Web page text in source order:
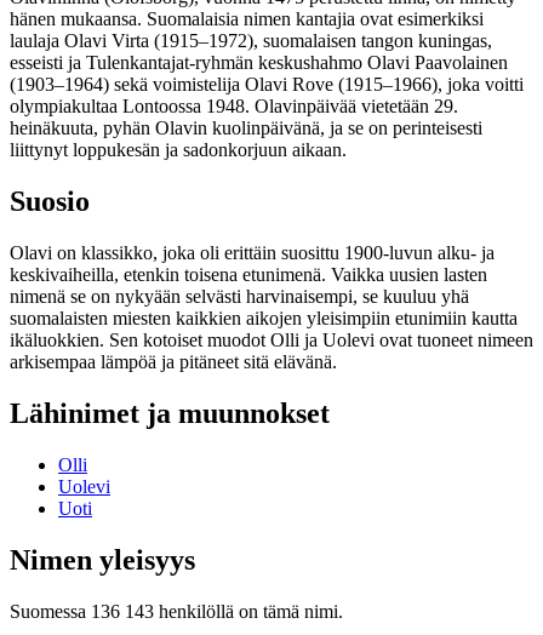
hänen mukaansa. Suomalaisia nimen kantajia ovat esimerkiksi
laulaja Olavi Virta (1915–1972), suomalaisen tangon kuningas,
esseisti ja Tulenkantajat-ryhmän keskushahmo Olavi Paavolainen
(1903–1964) sekä voimistelija Olavi Rove (1915–1966), joka voitti
olympiakultaa Lontoossa 1948. Olavinpäivää vietetään 29.
heinäkuuta, pyhän Olavin kuolinpäivänä, ja se on perinteisesti
liittynyt loppukesän ja sadonkorjuun aikaan.
Suosio
Olavi on klassikko, joka oli erittäin suosittu 1900-luvun alku- ja
keskivaiheilla, etenkin toisena etunimenä. Vaikka uusien lasten
nimenä se on nykyään selvästi harvinaisempi, se kuuluu yhä
suomalaisten miesten kaikkien aikojen yleisimpiin etunimiin kautta
ikäluokkien. Sen kotoiset muodot Olli ja Uolevi ovat tuoneet nimeen
arkisempaa lämpöä ja pitäneet sitä elävänä.
Lähinimet ja muunnokset
Olli
Uolevi
Uoti
Nimen yleisyys
Suomessa 136 143 henkilöllä on tämä nimi.